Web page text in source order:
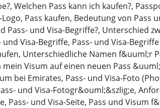
Welchen Pass kann ich kaufen?,
Pass kaufen, Bedeutung von Pass
Pass- und Visa-Begriffe?, Unterschied
und Visa-Begriffe, Pass- und Visa-
Unterschiedliche Namen f&uuml;r
mein Visum auf einen neuen Pass
bei Emirates, Pass- und Visa-Foto
und Visa-Fotogr&ouml;&szlig;e,
Pass- und Visa-Seite, Pass und Visum